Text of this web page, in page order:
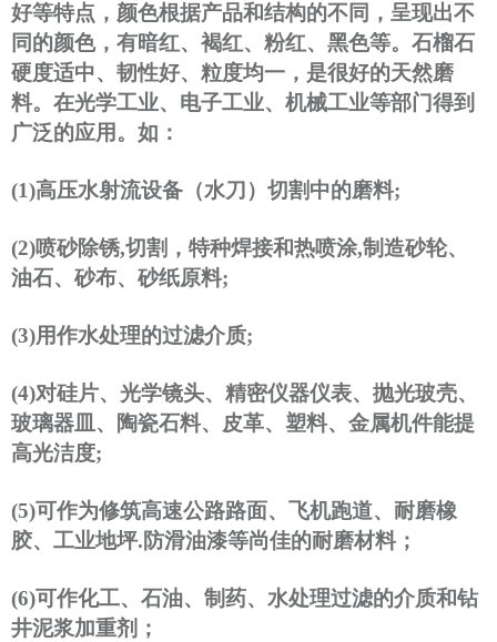
好等特点，颜色根据产品和结构的不同，呈现出不
同的颜色，有暗红、褐红、粉红、黑色等。石榴石
硬度适中、韧性好、粒度均一，是很好的天然磨
料。在光学工业、电子工业、机械工业等部门得到
广泛的应用。如：
(1)高压水射流设备（水刀）切割中的磨料;
(2)喷砂除锈,切割，特种焊接和热喷涂,制造砂轮、
油石、砂布、砂纸原料;
(3)用作水处理的过滤介质;
(4)对硅片、光学镜头、精密仪器仪表、抛光玻壳、
玻璃器皿、陶瓷石料、皮革、 塑料、金属机件能提
高光洁度;
(5)可作为修筑高速公路路面、飞机跑道、耐磨橡
胶、工业地坪.防滑油漆等尚佳的耐磨材料；
(6)可作化工、石油、制药、水处理过滤的介质和钻
井泥浆加重剂；